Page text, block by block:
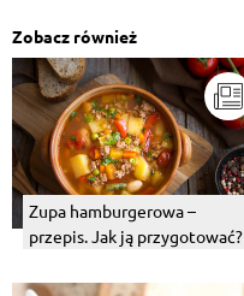
Zobacz również
Zupa hamburgerowa –
przepis. Jak ją przygotować?